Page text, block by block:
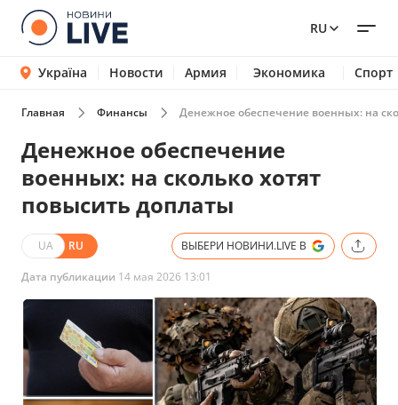
RU
Україна Новости Армия Экономика Спорт
Главная Финансы Денежное обеспечение военных: на
Денежное обеспечение
военных: на сколько хотят
повысить доплаты
UA RU ВЫБЕРИ НОВИНИ.LIVE В
Дата публикации 14 мая 2026 13:01